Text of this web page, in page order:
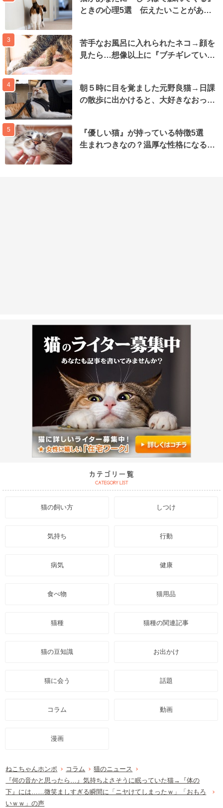
ときの心理5選 伝えたいことがあ…
3
苦手なお風呂に入れられたネコ→顔を
見たら…想像以上に『ブチギレてい…
4
朝５時に目を覚ました元野良猫→日課
の散歩に出かけると、大好きなおっ…
5
『優しい猫』が持っている特徴5選
生まれつきなの？温厚な性格になる…
猫の飼い方 しつけ
気持ち 行動
病気 健康
食べ物 猫用品
猫種 猫種の関連記事
猫の豆知識 お出かけ
猫に会う 話題
コラム 動画
漫画
ねこちゃんホンポ コラム
猫のニュース
『何の音かと思ったら…』気持ちよさそうに眠っていた猫→『体の
下』には……微笑ましすぎる瞬間に「ニヤけてしまったｗ」「おもろ
いｗｗ」の声